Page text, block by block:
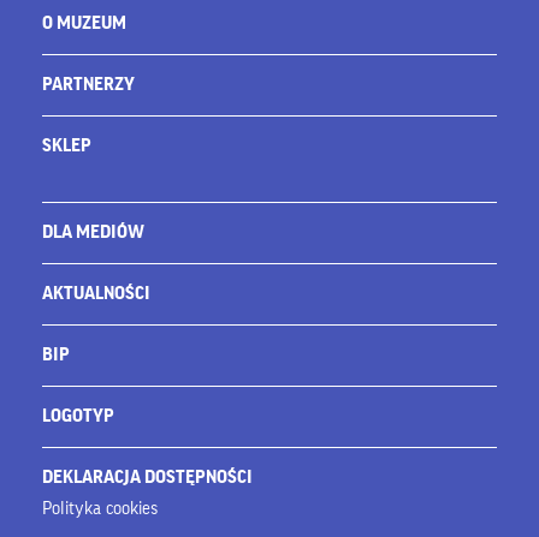
O MUZEUM
PARTNERZY
SKLEP
DLA MEDIÓW
AKTUALNOŚCI
BIP
LOGOTYP
DEKLARACJA DOSTĘPNOŚCI
Polityka cookies